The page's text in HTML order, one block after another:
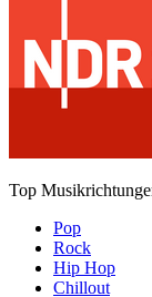
Top
Pop
Rock
Hip Hop
Chillout